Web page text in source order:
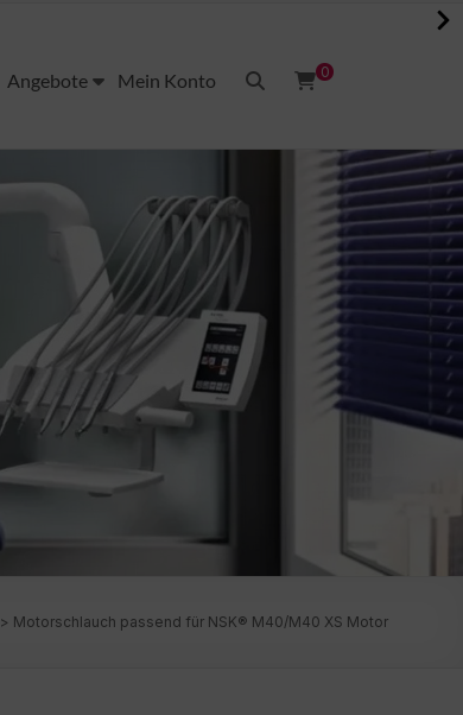
0
Angebote Mein Konto
> Motorschlauch passend für NSK® M40/M40 XS Motor